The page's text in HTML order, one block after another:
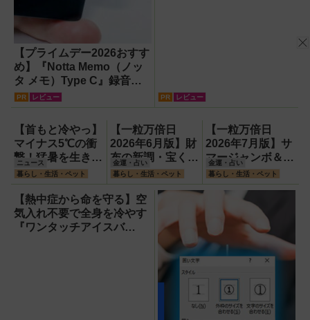
【プライムデー2026おすす
め】『Notta Memo（ノッ
タ メモ）Type C』録音か
らAI自動文字起こし・翻
スレコーダー！【議事録作
成】
PR レビュー PR レビュー
【首もと冷やっ】
マイナス5℃の衝
撃！猛暑を生き抜
く携帯氷のう「ゴ
リラの冷棒」
ニュース
暮らし・生活・ペット
【一粒万倍日
2026年6月版】財
布の新調・宝くじ
購入に最適な開運
日は？
金運・占い
暮らし・生活・ペット
【一粒万倍日
2026年7月版】サ
マージャンボ＆財
布の新調に最適な
開運日は？
金運・占い
暮らし・生活・ペット
【熱中症から命を守る】空
気入れ不要で全身を冷やす
『ワンタッチアイスバ